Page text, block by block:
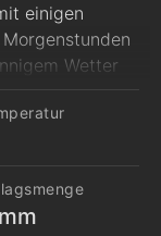
einigen
Wetter
Grad.
31 Grad. Der
mm